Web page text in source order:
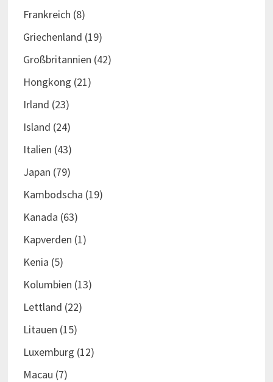
Frankreich (8)
Griechenland (19)
Großbritannien (42)
Hongkong (21)
Irland (23)
Island (24)
Italien (43)
Japan (79)
Kambodscha (19)
Kanada (63)
Kapverden (1)
Kenia (5)
Kolumbien (13)
Lettland (22)
Litauen (15)
Luxemburg (12)
Macau (7)